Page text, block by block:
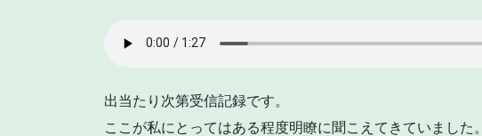
出当たり次第受信記録です。
ここが私にとってはある程度明瞭に聞こえてきていました。